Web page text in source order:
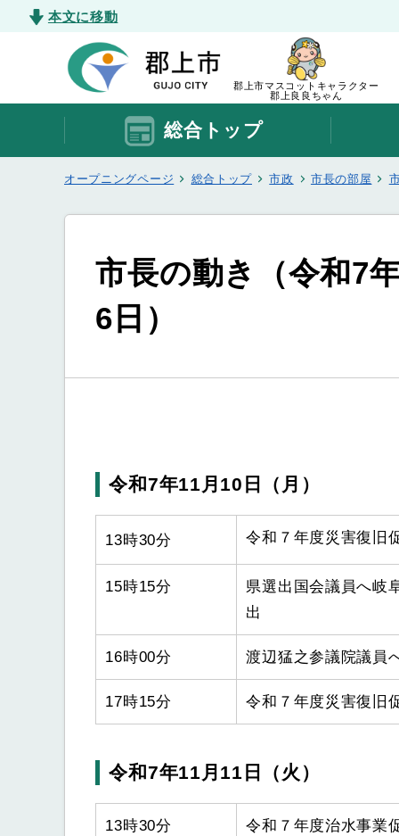
本文に移動
郡上市マスコットキャラクター
郡上良良ちゃん
総合トップ
オープニングページ 総合トップ 市政 市長の部屋
市長の動き（令和7
6日）
令和7年11月10日（月）
13時30分 令和７年度災害復旧
15時15分
県選出国会議員へ岐
出
16時00分 渡辺猛之参議院議員
17時15分 令和７年度災害復旧
令和7年11月11日（火）
13時30分 令和７年度治水事業